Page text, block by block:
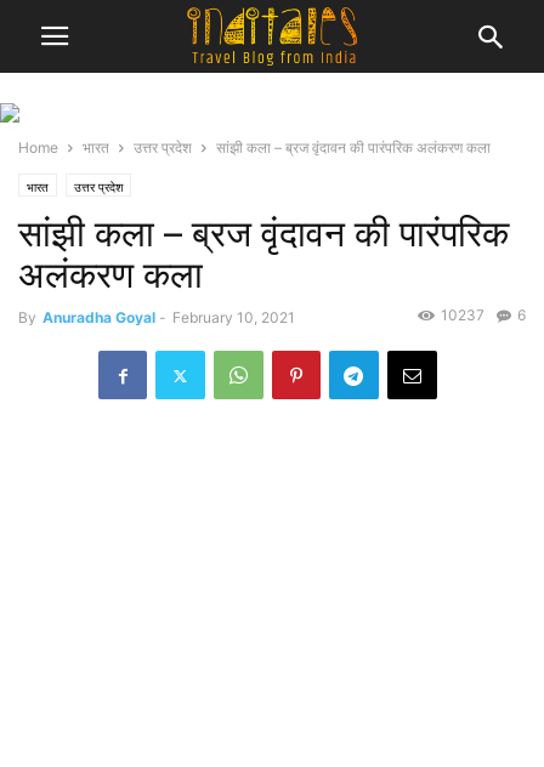
Home भारत उत्तर प्रदेश सांझी कला – ब्रज वृंदावन की पारंपरिक अलंकरण कला
भारत उत्तर प्रदेश
सांझी कला – ब्रज वृंदावन की पारंपरिक
अलंकरण कला
By Anuradha Goyal - February 10, 2021 6
10237